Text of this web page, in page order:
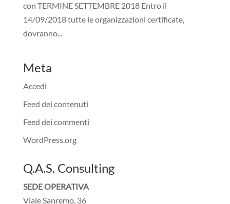
con TERMINE SETTEMBRE 2018 Entro il
14/09/2018 tutte le organizzazioni certificate,
dovranno...
Meta
Accedi
Feed dei contenuti
Feed dei commenti
WordPress.org
Q.A.S. Consulting
SEDE OPERATIVA
Viale Sanremo, 36